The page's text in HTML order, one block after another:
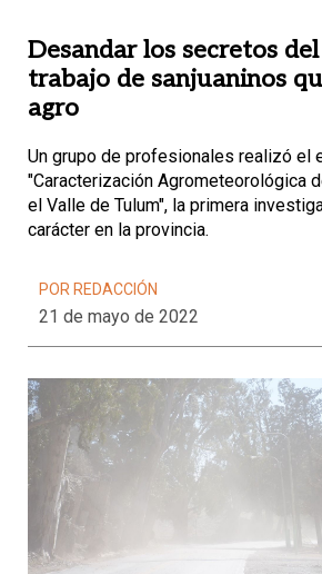
Desandar los secretos
trabajo de sanjuaninos
agro
Un grupo de profesionales realizó el
"Caracterización Agrometeorológica
el Valle de Tulum", la primera
carácter en la provincia.
POR REDACCIÓN
21 de mayo de 2022